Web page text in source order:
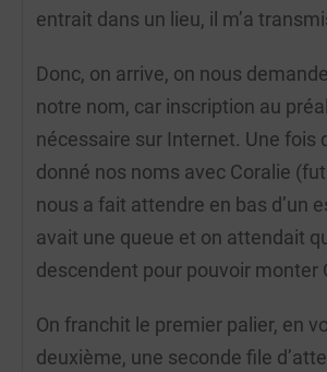
entrait dans un lieu, il m’a
Donc, on arrive, on nous
notre nom, car inscription au
nécessaire sur Internet. Une fois
donné nos noms avec Coralie
nous a fait attendre en bas d’un
avait une queue et on attendait
descendent pour pouvoir monter
On franchit le premier palier, en
deuxième, une seconde file